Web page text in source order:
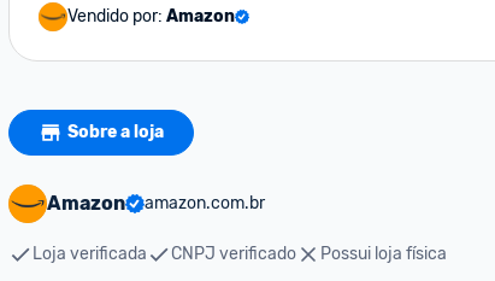
Vendido por: Amazon
Sobre a loja
Amazon amazon.com.br
Loja verificada CNPJ verificado
Possui loja física